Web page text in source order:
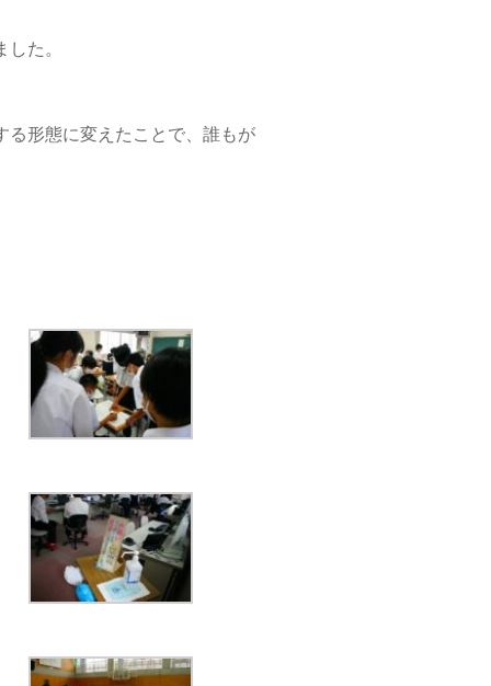
た。
る形態に変えたことで、誰もが